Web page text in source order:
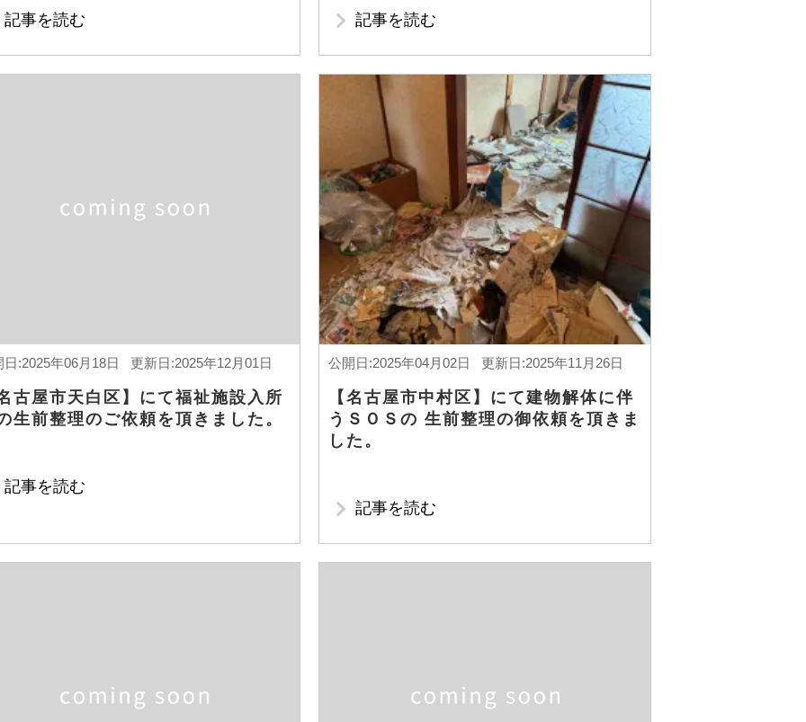
記事を読む 記事を読む
日:2025年06月18日 更新日:2025年12月01日
古屋市天白区】にて福祉施設入所
生前整理のご依頼を頂きました。
記事を読む
公開日:2025年04月02日 更新日:2025年11月26日
【名古屋市中村区】にて建物解体に伴
うＳＯＳの 生前整理の御依頼を頂きま
した。
記事を読む